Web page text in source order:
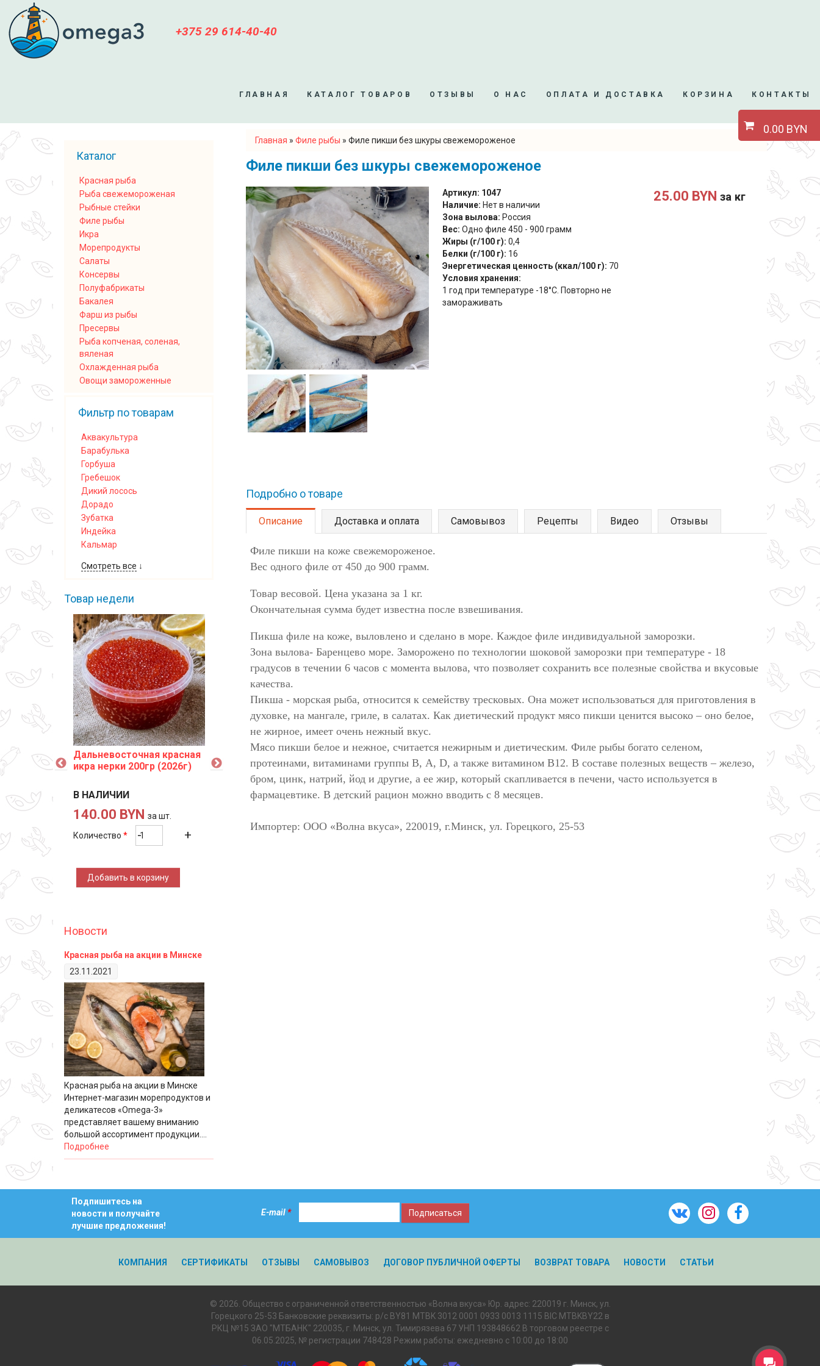
+375 29 614-40-40
ГЛАВНАЯ КАТАЛОГ ТОВАРОВ ОТЗЫВЫ О НАС ОПЛАТА И ДОСТАВКА КОРЗИНА КОНТАКТЫ
Главная » Филе рыбы » Филе пикши без шкуры свежемороженое
Филе пикши без шкуры свежемороженое
Артикул: 1047
Наличие: Нет в наличии
Зона вылова: Россия
Вес:Одно филе 450 - 900 грамм
Жиры (г/100 г):0,4
Белки (г/100 г): 16
Энергетическая ценность (ккал/100 г): 70
Условия хранения:
1 год при температуре -18°С. Повторно не
замораживать
25.00 BYN за кг
Подробно о товаре
Описание(активная вкладка)
Доставка и оплата Самовывоз Рецепты Видео Отзывы
Филе пикши на коже свежемороженое.
Вес одного филе от 450 до 900 грамм.
Товар весовой. Цена указана за 1 кг.
Окончательная сумма будет известна после взвешивания.
Пикша филе на коже, выловлено и сделано в море. Каждое филе индивидуальной заморозки.
Зона вылова- Баренцево море. Заморожено по технологии шоковой заморозки при температуре - 18
градусов в течении 6 часов с момента вылова, что позволяет сохранить все полезные свойства и вкусовые
качества.
Пикша - морская рыба, относится к семейству тресковых. Она может использоваться для приготовления в
духовке, на мангале, гриле, в салатах. Как диетический продукт мясо пикши ценится высоко – оно белое,
не жирное, имеет очень нежный вкус.
Мясо пикши белое и нежное, считается нежирным и диетическим. Филе рыбы богато селеном,
протеинами, витаминами группы В, А, D, а также витамином В12. В составе полезных веществ – железо,
бром, цинк, натрий, йод и другие, а ее жир, который скапливается в печени, часто используется в
фармацевтике. В детский рацион можно вводить с 8 месяцев.
Импортер: ООО «Волна вкуса», 220019, г.Минск, ул. Горецкого, 25-53
Каталог
Красная рыба
Рыба свежемороженая
Рыбные стейки
Филе рыбы
Икра
Морепродукты
Салаты
Консервы
Полуфабрикаты
Бакалея
Фарш из рыбы
Пресервы
Рыба копченая, соленая,
вяленая
Охлажденная рыба
Овощи замороженные
Фильтр по товарам
Аквакультура
Барабулька
Горбуша
Гребешок
Дикий лосось
Дорадо
Зубатка
Индейка
Кальмар
Смотреть все ↓
Товар недели
Дальневосточная красная
икра нерки 200гр (2026г)
В НАЛИЧИИ
140.00 BYN за шт.
Количество *
соусе
В НАЛИЧИИ
75.00 BYN за кг
Новости
Красная рыба на акции в Минске
23.11.2021
Красная рыба на акции в Минске
Интернет-магазин морепродуктов и
деликатесов «Omega-3»
представляет вашему вниманию
большой ассортимент продукции....
Подробнее
Подпишитесь на
новости и получайте
лучшие предложения!
E-mail*
КОМПАНИЯ СЕРТИФИКАТЫ ОТЗЫВЫ САМОВЫВОЗ ДОГОВОР ПУБЛИЧНОЙ ОФЕРТЫ ВОЗВРАТ ТОВАРА НОВОСТИ СТАТЬИ
0.00 BYN
© 2026. Общество с ограниченной ответственностью «Волна вкуса» Юр. адрес: 220019 г. Минск, ул.
Горецкого 25-53 Банковские реквизиты: р/с BY81 MTBK 3012 0001 0933 0013 1115 BIC MTBKBY22 в
РКЦ №15 ЗАО "МТБАНК" 220035, г. Минск, ул. Тимирязева 67 УНП 193848662 В торговом реестре с
06.05.2025, № регистрации 748428 Режим работы: ежедневно c 10:00 до 18:00